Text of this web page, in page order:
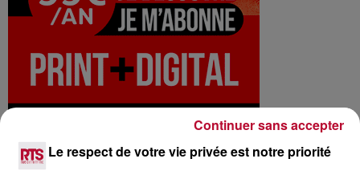
NOS INFOS
Le respect de votre vie privée est notre priorité
Continuer sans accepter